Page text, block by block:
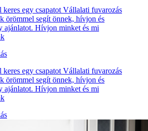
keres egy csapatot Vállalati fuvarozás
örömmel segít önnek, hívjon és
ajánlatot. Hívjon minket és mi
keres egy csapatot Vállalati fuvarozás
örömmel segít önnek, hívjon és
ajánlatot. Hívjon minket és mi